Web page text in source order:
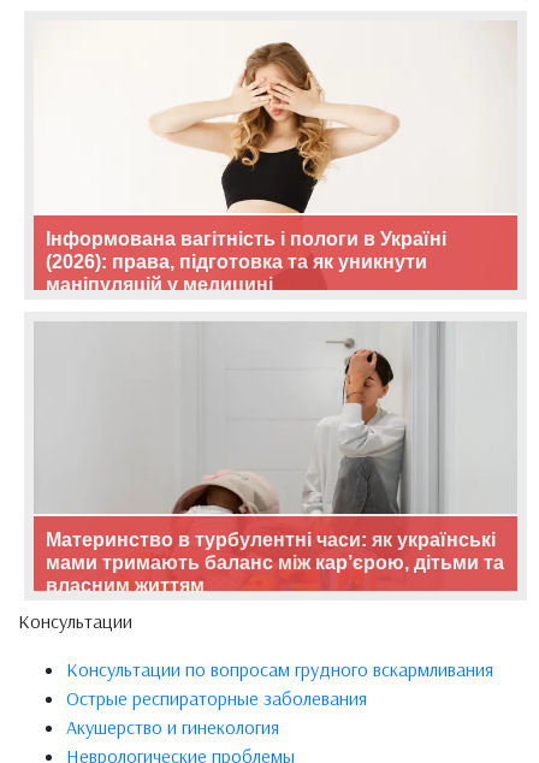
Інформована вагітність і пологи в Україні
(2026): права, підготовка та як уникнути
маніпуляцій у медицині
Материнство в турбулентні часи: як українські
мами тримають баланс між кар’єрою, дітьми та
власним життям
Консультации
Консультации по вопросам грудного вскармливания
Острые респираторные заболевания
Акушерство и гинекология
Неврологические проблемы